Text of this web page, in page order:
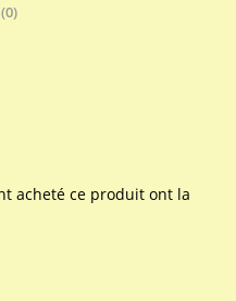
acheté ce produit ont la